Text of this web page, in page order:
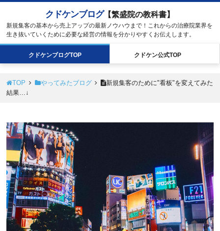
クドケンブログ【繁盛院の教科書】
新規集客の基本から売上アップの最新ノウハウまで！これからの治療院業界を
生き抜いていくために必要な経営の情報を分かりやすくお伝えします。
クドケンブログTOP クドケン公式TOP
TOP やってみたブログ
新規集客のために"看板"を変えてみた
結果…↓